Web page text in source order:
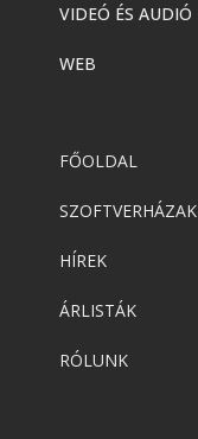
VIDEÓ ÉS AUDIÓ
WEB
FŐOLDAL
SZOFTVERHÁZAK
HÍREK
ÁRLISTÁK
RÓLUNK